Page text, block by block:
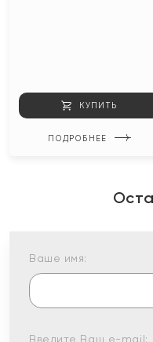
КУПИТЬ
ПОДРОБНЕЕ
Ваше имя:
Введите Ваш e-mail: